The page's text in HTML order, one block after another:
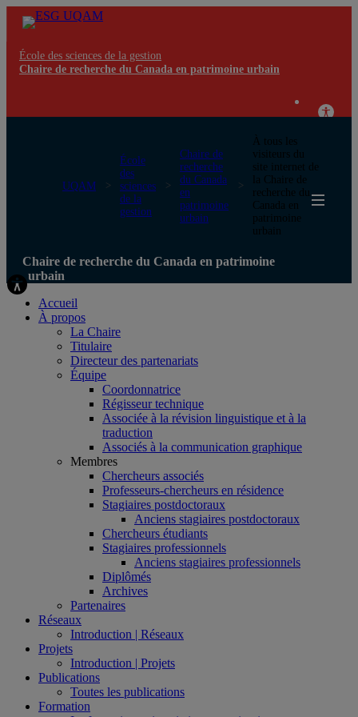
École des sciences de la gestion
Chaire de recherche du Canada en patrimoine urbain
UQAM
École
des
sciences
de la
gestion
Chaire de
recherche
du Canada
en
patrimoine
urbain
À tous les
visiteurs du
site internet de
la Chaire de
recherche du
Canada en
patrimoine
urbain
Chaire de recherche du Canada en patrimoine
urbain
Accueil
À propos
La Chaire
Titulaire
Directeur des partenariats
Équipe
Coordonnatrice
Régisseur technique
Associée à la révision linguistique et à la
traduction
Associés à la communication graphique
Membres
Chercheurs associés
Professeurs-chercheurs en résidence
Stagiaires postdoctoraux
Anciens stagiaires postdoctoraux
Chercheurs étudiants
Stagiaires professionnels
Anciens stagiaires professionnels
Diplômés
Archives
Partenaires
Réseaux
Introduction | Réseaux
Projets
Introduction | Projets
Publications
Toutes les publications
Formation